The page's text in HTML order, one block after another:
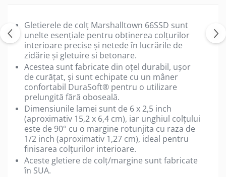
Gletierele de colț Marshalltown 66SSD sunt
unelte esențiale pentru obținerea colțurilor
interioare precise și netede în lucrările de
zidărie și gletuire si betonare.
Acestea sunt fabricate din oțel durabil, ușor
de curățat, și sunt echipate cu un mâner
confortabil DuraSoft® pentru o utilizare
prelungită fără oboseală.
Dimensiunile lamei sunt de 6 x 2,5 inch
(aproximativ 15,2 x 6,4 cm), iar unghiul colțului
este de 90° cu o margine rotunjita cu raza de
1/2 inch (aproximativ 1,27 cm), ideal pentru
finisarea colțurilor interioare.
Aceste gletiere de colț/margine sunt fabricate
în SUA.